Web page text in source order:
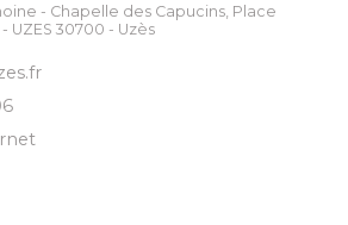
- Chapelle des Capucins, Place
UZES 30700 - Uzès